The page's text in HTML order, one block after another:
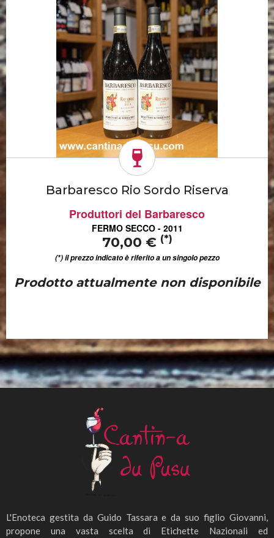
Barbaresco Rio Sordo Riserva
Produttori del Barbaresco
FERMO SECCO - 2011
70,00 € (*)
(*) il prezzo indicato è riferito a un singolo pezzo
Prodotto attualmente non disponibile
L'Enoteca gestita da Guido Tassara e da suo figlio Giovanni,
propone una vasta scelta di Etichette Nazionali ed